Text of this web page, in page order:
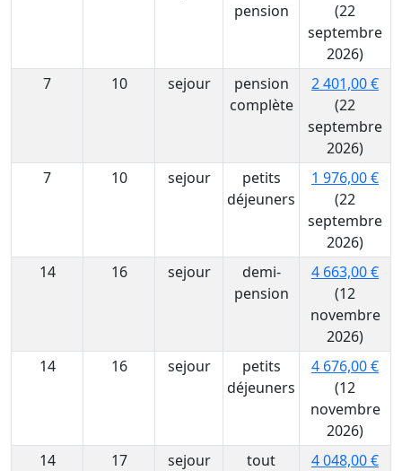
pension
(22
septembre
2026)
7
10 sejour
pension
complète
2 401,00 €
(22
septembre
2026)
7
10 sejour
petits
déjeuners
1 976,00 €
(22
septembre
2026)
14
16 sejour
demi-
pension
4 663,00 €
(12
novembre
2026)
14
16 sejour
petits
déjeuners
4 676,00 €
(12
novembre
2026)
14
17 sejour
tout
4 048,00 €